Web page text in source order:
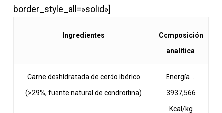
border_style_all=»solid»]
Ingredientes
Composición
analítica
Carne deshidratada de cerdo ibérico
(>29%, fuente natural de condroitina)
Energía …
3937,566
Kcal/kg